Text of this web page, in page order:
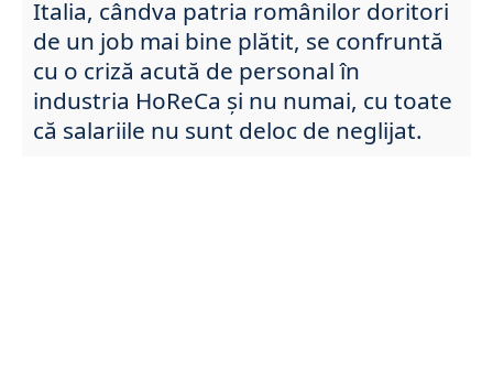
Italia, cândva patria românilor doritori
de un job mai bine plătit, se confruntă
cu o criză acută de personal în
industria HoReCa și nu numai, cu toate
că salariile nu sunt deloc de neglijat.